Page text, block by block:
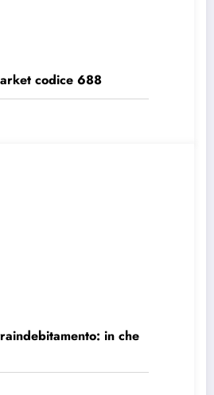
codice 688
in che